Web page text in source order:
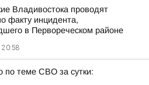
Владивостока проводят
факту инцидента,
в Первореческом районе
20:58
по теме СВО за сутки: